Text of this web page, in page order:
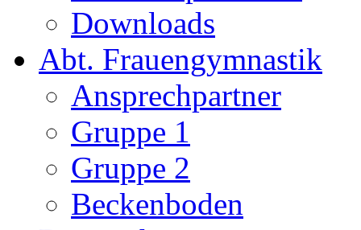
Downloads
Abt. Frauengymnastik
Ansprechpartner
Gruppe 1
Gruppe 2
Beckenboden